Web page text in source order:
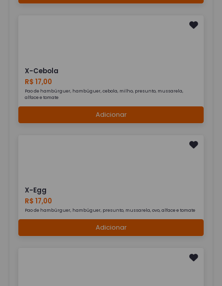
X-Cebola
R$ 17,00
Pao de hambúrguer, hambúguer, cebola, milho, presunto, mussarela,
alface e tomate
Adicionar
X-Egg
R$ 17,00
Pao de hambúrguer, hambúguer, presunto, mussarela, ovo, alface e tomate
Adicionar